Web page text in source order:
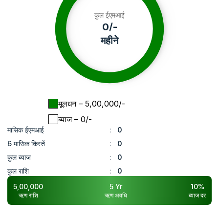
कुल ईएमआई
0/-
महीने
मूलधन– ₹ 5,00,000/-
ब्याज– ₹ 0/-
मासिक ईएमआई :
0
6 मासिक किस्तें
:
0
कुल ब्याज
:
0
कुल राशि
:
0
5,00,000
ऋण राशि
5 Yr
ऋण अवधि
10%
ब्याज दर